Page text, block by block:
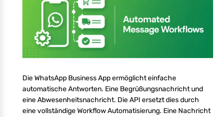
Die WhatsApp Business App ermöglicht einfache
automatische Antworten. Eine Begrüßungsnachricht und
eine Abwesenheitsnachricht. Die API ersetzt dies durch
eine vollständige Workflow Automatisierung. Eine Nachricht